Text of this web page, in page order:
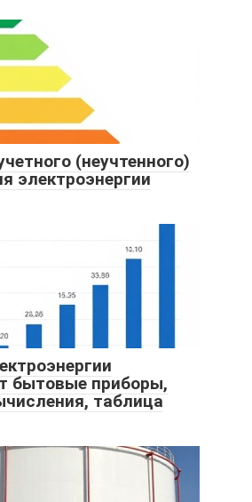
(неучтенного)
электроэнергии
бытовые приборы,
таблица